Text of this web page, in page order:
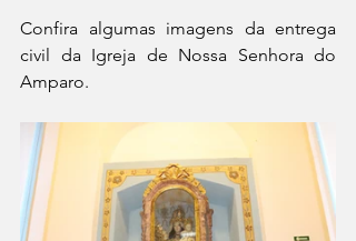
Confira algumas imagens da entrega
civil da Igreja de Nossa Senhora do
Amparo.